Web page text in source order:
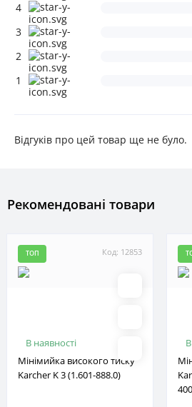
4
3
2
1
Відгуків про цей товар ще не було.
Рекомендовані товари
Код: 12853
ТОП
В наявності
Мінімийка високого тиску
Karcher K 3 (1.601-888.0)